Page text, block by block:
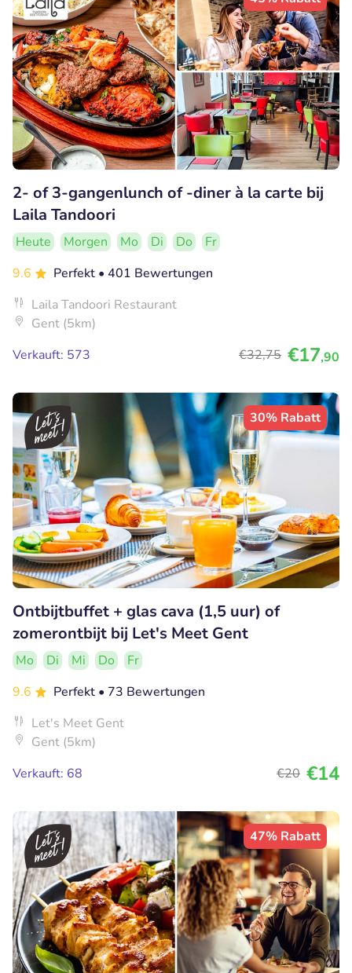
2- of 3-gangenlunch of -diner à la carte bij
Laila Tandoori
Heute Morgen Mo Di Do
Fr
9.6
Perfekt • 401 Bewertungen
Laila Tandoori Restaurant
Gent (5km)
Verkauft: 573
€32,75 €17,90
30% Rabatt
Ontbijtbuffet + glas cava (1,5 uur) of
zomerontbijt bij Let's Meet Gent
Mo Di Mi Do
Fr
9.6
Perfekt • 73 Bewertungen
Let's Meet Gent
Gent (5km)
Verkauft: 68
€20 €14
47% Rabatt